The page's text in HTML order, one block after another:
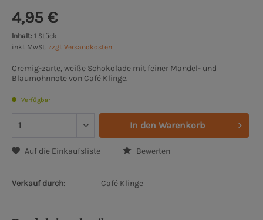
4,95 €
Inhalt: 1 Stück
inkl. MwSt. zzgl. Versandkosten
Cremig-zarte, weiße Schokolade mit feiner Mandel- und
Blaumohnnote von Café Klinge.
Verfügbar
In den Warenkorb
Auf die Einkaufsliste Bewerten
Verkauf durch: Café Klinge